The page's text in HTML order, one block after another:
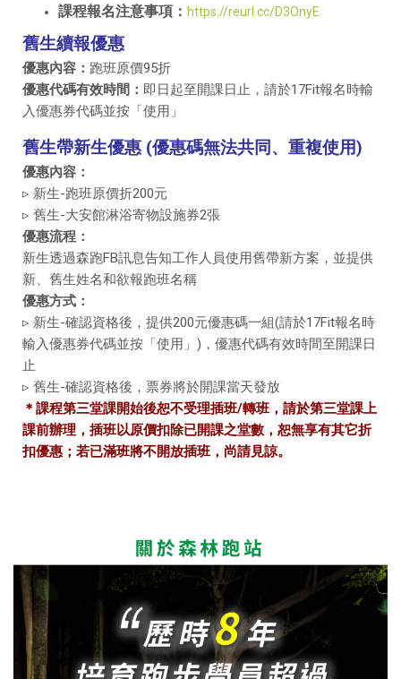
課程報名注意事項： https://reurl.cc/D3OnyE
舊生續報優惠
優惠內容： 跑班原價95折
優惠代碼有效時間： 即日起至開課日止，請於17Fit報名時輸
入優惠券代碼並按「使用」
舊生帶新生優惠 (優惠碼無法共同、重複使用)
優惠內容：
▹ 新生-跑班原價折200元
▹ 舊生-大安館淋浴寄物設施券2張
優惠流程：
新生透過森跑FB訊息告知工作人員使用舊帶新方案，並提供
新、舊生姓名和欲報跑班名稱
優惠方式：
▹ 新生-確認資格後，提供200元優惠碼一組(請於17Fit報名時
輸入優惠券代碼並按「使用」)，優惠代碼有效時間至開課日
止
▹ 舊生-確認資格後，票券將於開課當天發放
＊課程第三堂課開始後恕不受理插班/轉班，請於第三堂課上
課前辦理，插班以原價扣除已開課之堂數，恕無享有其它折
扣優惠；若已滿班將不開放插班，尚請見諒。